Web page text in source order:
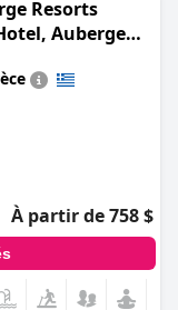
Resorts
Auberge
À partir de 758 $